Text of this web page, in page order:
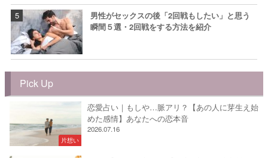
男性がセックスの後「2回戦もしたい」と思う
瞬間５選・2回戦をする方法を紹介
Pick Up
片想い
恋愛占い｜もしや…脈アリ？【あの人に芽生え始
めた感情】あなたへの恋本音
2026.07.16